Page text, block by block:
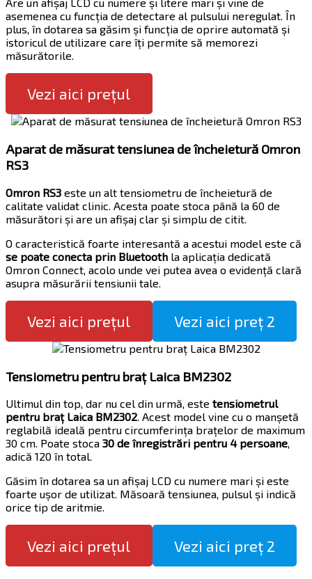
asemenea cu funcția de detectare al pulsului neregulat. În
plus, în dotarea sa găsim și funcția de oprire automată și
istoricul de utilizare care îți permite să memorezi
măsurătorile.
Vezi aici prețul
Aparat de măsurat tensiunea de încheietură Omron
RS3
Omron RS3 este un alt tensiometru de încheietură de
calitate validat clinic. Acesta poate stoca până la 60 de
măsurători și are un afișaj clar și simplu de citit.
O caracteristică foarte interesantă a acestui model este că
se poate conecta prin Bluetooth la aplicația dedicată
Omron Connect, acolo unde vei putea avea o evidență clară
asupra măsurării tensiunii tale.
Vezi aici prețul Vezi aici preț 2
Tensiometru pentru braț Laica BM2302
Ultimul din top, dar nu cel din urmă, este tensiometrul
pentru braț Laica BM2302. Acest model vine cu o manșetă
reglabilă ideală pentru circumferința brațelor de maximum
30 cm. Poate stoca 30 de înregistrări pentru 4 persoane,
adică 120 în total.
Găsim în dotarea sa un afișaj LCD cu numere mari și este
foarte ușor de utilizat. Măsoară tensiunea, pulsul și indică
orice tip de aritmie.
Vezi aici prețul Vezi aici preț 2